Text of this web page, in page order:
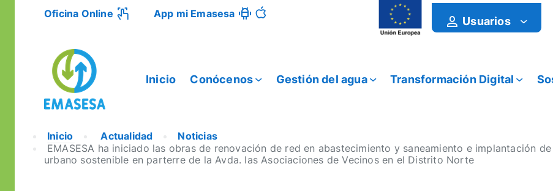
Oficina Online App mi Emasesa
Usuarios
Inicio Conócenos Gestión del agua Transformación Digital
Inicio Actualidad
Noticias
EMASESA ha iniciado las obras de renovación de red en abastecimiento y saneamiento e implantación
urbano sostenible en parterre de la Avda. las Asociaciones de Vecinos en el Distrito Norte